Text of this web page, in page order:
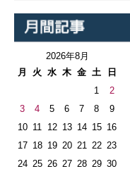
2026年8月
月
火 水 木 金 土 日
1
2
3
4 5 6 7 8
9
10 11 12 13 14 15 16
17 18 19 20 21 22 23
24 25 26 27 28 29 30